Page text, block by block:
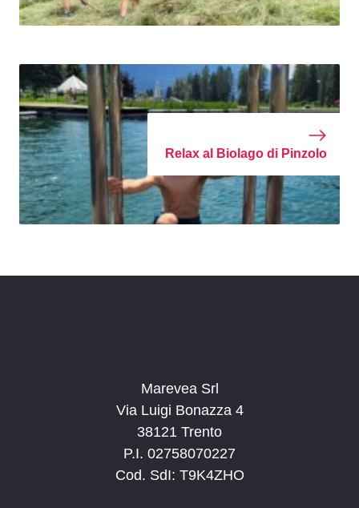
Relax al Biolago di Pinzolo
Marevea Srl
Via Luigi Bonazza 4
38121 Trento
P.I. 02758070227
Cod. SdI: T9K4ZHO